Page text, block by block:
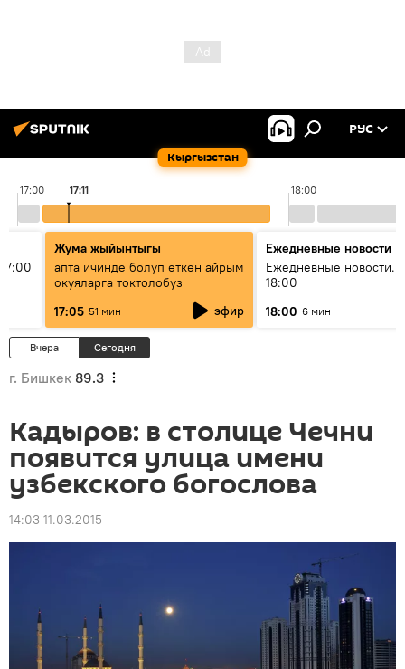
Кыргызстан
РУС
17:00 18:00
17:11
Жума жыйынтыгы
апта ичинде болуп өткөн айрым
окуяларга токтолобуз
17:05 51 мин эфир
Ежедневные новости
Ежедневные новости.
18:00
18:00 6 мин
Вчера Сегодня
г. Бишкек 89.3
Кадыров: в столице Чечни
появится улица имени
узбекского богослова
14:03 11.03.2015